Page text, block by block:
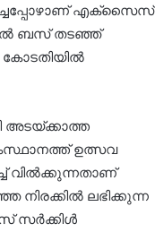
എക്സൈസ്
ബസ് തട‌ഞ്ഞ്
കോടതിയിൽ
അടയ്ക്കാത്ത
ഉത്സവ
വിൽക്കുന്നതാണ്
നിരക്കിൽ ലഭിക്കുന്ന
സർക്കിൾ